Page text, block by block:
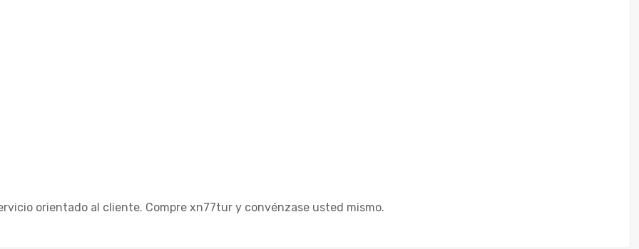
orientado al cliente. Compre xn77tur y convénzase usted mismo.